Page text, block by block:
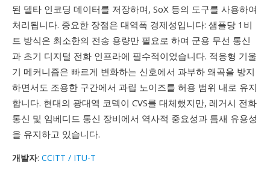
된 델타 인코딩 데이터를 저장하며, SoX 등의 도구를 사용하여
처리됩니다. 중요한 장점은 대역폭 경제성입니다: 샘플당 1비
트 방식은 최소한의 전송 용량만 필요로 하여 군용 무선 통신
과 초기 디지털 전화 인프라에 필수적이었습니다. 적응형 기울
기 메커니즘은 빠르게 변화하는 신호에서 과부하 왜곡을 방지
하면서도 조용한 구간에서 과립 노이즈를 허용 범위 내로 유지
합니다. 현대의 광대역 코덱이 CVS를 대체했지만, 레거시 전화
통신 및 임베디드 통신 장비에서 역사적 중요성과 틈새 유용성
을 유지하고 있습니다.
개발자: CCITT / ITU-T